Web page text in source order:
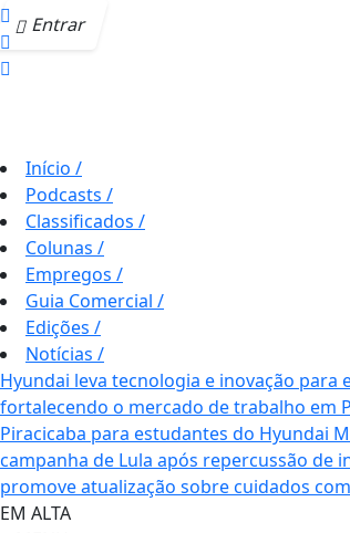
Entrar
Início /
Podcasts /
Classificados /
Colunas /
Empregos /
Guia Comercial /
Edições /
Notícias /
Hyundai leva tecnologia e inovação para
fortalecendo o mercado de trabalho em
Piracicaba para estudantes do Hyundai
campanha de Lula após repercussão de
promove atualização sobre cuidados
EM ALTA